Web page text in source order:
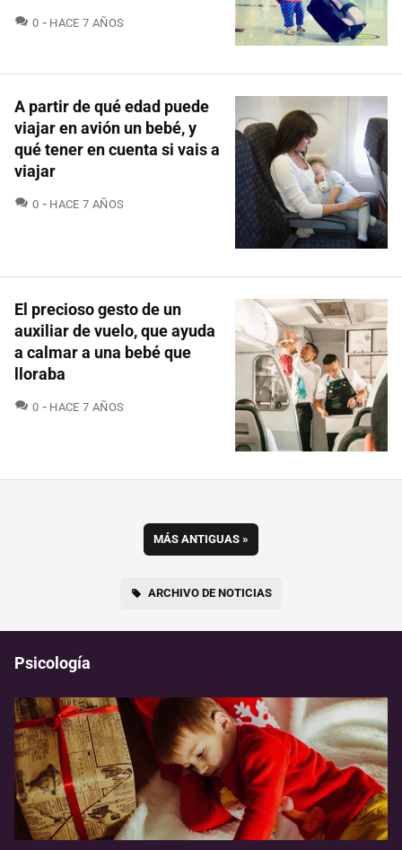
0 COMENTARIOS
HACE 7 AÑOS
A partir de qué edad puede
viajar en avión un bebé, y
qué tener en cuenta si vais a
viajar
0 COMENTARIOS
HACE 7 AÑOS
El precioso gesto de un
auxiliar de vuelo, que ayuda
a calmar a una bebé que
lloraba
0 COMENTARIOS
HACE 7 AÑOS
MÁS ANTIGUAS »
ARCHIVO DE NOTICIAS
Psicología